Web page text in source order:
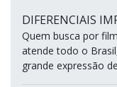
DIFERENCIAIS
Quem busca por
atende todo o
grande expressão